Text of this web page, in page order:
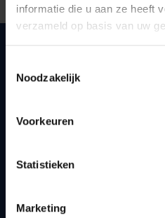
informatie die u aan ze heeft
verzameld op basis van uw
Noodzakelijk
Voorkeuren
Statistieken
Marketing
Snel naar
Bereikbaarheid